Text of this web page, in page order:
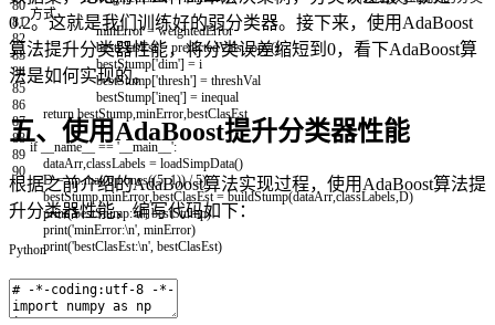
80
81
82
83
84
85
86
87
88
89
90
方式
minError = weightedError
bestClasEst = predictedVals.copy()
bestStump['dim'] = i
bestStump['thresh'] = threshVal
bestStump['ineq'] = inequal
return bestStump minError bestClasEst
if __name__ == '__main__':
dataArr classLabels = loadSimpData()
D = np.mat(np.ones((5, 1)) / 5)
bestStump,minError bestClasEst = buildStump(dataArr,classLabels D)
print('bestStump:\n', bestStump)
print('minError:\n' minError)
print('bestClasEst:\n' bestClasEst)
0.2。这就是我们训练好的弱分类器。接下来，使用AdaBoost
算法提升分类器性能，将分类误差缩短到0，看下AdaBoost算
法是如何实现的。
五、使用AdaBoost提升分类器性能
根据之前介绍的AdaBoost算法实现过程，使用AdaBoost算法提
升分类器性能，编写代码如下：
Python